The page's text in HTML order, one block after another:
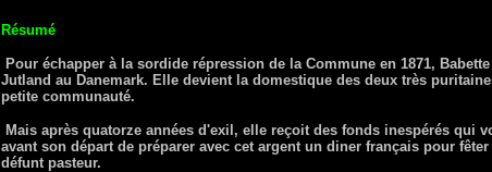
Résumé
Pour échapper à la sordide répression de la Commune en 1871,
Jutland au Danemark. Elle devient la domestique des deux très
petite communauté.
Mais après quatorze années d'exil, elle reçoit des fonds inespérés qui
avant son départ de préparer avec cet argent un diner français pour
défunt pasteur.